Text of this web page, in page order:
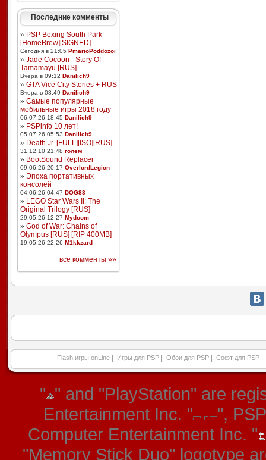
Последние комменты
» PSP Boxing South Park
[HomeBrew][SIGNED]
Сегодня в 21:05 PmarioPoddozoi
» Jade Cocoon - Story Of
Tamamayu [RUS]
Вчера в 09:12 Danilich9
» GTA Vice City Stories + RUS
Вчера в 08:49 Danilich9
» Самые популярные
мобильные игры 2018 году
06.07.26 18:45 Danilich9
» PSPinfo 10 лет!
05.07.26 05:53 Danilich9
» Death Jr. [FULL][ISO][RUS]
31.12.10 21:48 голем
» BootSound Replacer
09.06.26 20:17 OverlordLegion
» Эпоха портативных
консолей
04.06.26 04:47 DOG83
» LEGO Star Wars II: The
Original Trilogy [RUS]
29.05.26 12:27 Mydoom
» God of War: Chains of
Olympus [RUS] [RIP 400MB]
19.05.26 22:26 M1kkzard
все комменты »»
Flash игры onLine Игры для PSP Обои для PSP Софт для PSP
" " and "PlayStation" are
Entertainment Inc. "
",
Computer Entertainment Inc. "
"Memory Stick Duo" logotype